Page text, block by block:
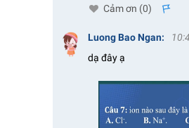
Cảm ơn (0)
Luong Bao Ngan:
dạ đây ạ